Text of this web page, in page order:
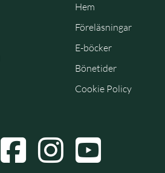
Hem
Föreläsningar
E-böcker
Bönetider
Cookie Policy